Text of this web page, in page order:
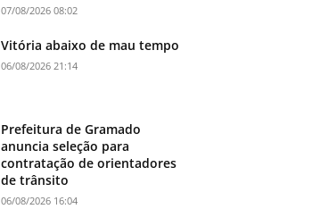
07/08/2026 08:02
Vitória abaixo de mau tempo
06/08/2026 21:14
Prefeitura de Gramado
anuncia seleção para
contratação de orientadores
de trânsito
06/08/2026 16:04